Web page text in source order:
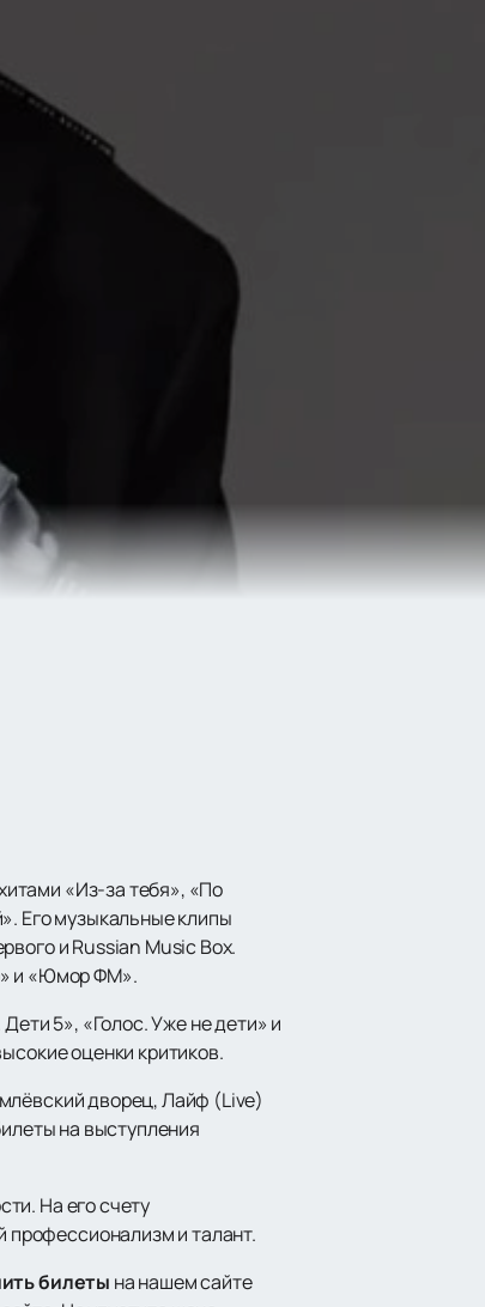
«Из-за тебя», «По
Его музыкальные клипы
и Russian Music Box.
и «Юмор ФМ».
5», «Голос. Уже не дети» и
оценки критиков.
дворец, Лайф (Live)
на выступления
На его счету
и талант.
билеты на нашем сайте